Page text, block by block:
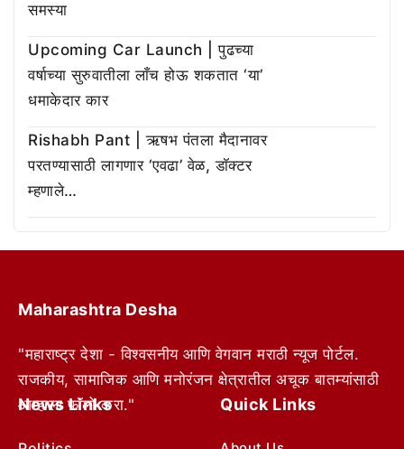
समस्या
Upcoming Car Launch | पुढच्या
वर्षाच्या सुरुवातीला लाँच होऊ शकतात ‘या’
धमाकेदार कार
Rishabh Pant | ऋषभ पंतला मैदानावर
परतण्यासाठी लागणार ‘एवढा’ वेळ, डॉक्टर
म्हणाले…
Maharashtra Desha
"महाराष्ट्र देशा - विश्वसनीय आणि वेगवान मराठी न्यूज पोर्टल.
राजकीय, सामाजिक आणि मनोरंजन क्षेत्रातील अचूक बातम्यांसाठी
आम्हाला फॉलो करा."
News Links Quick Links